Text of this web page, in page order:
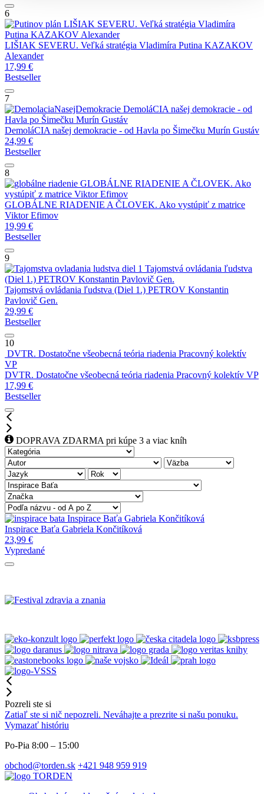
6
LIŠIAK SEVERU. Veľká stratégia Vladimíra
Putina KAZAKOV Alexander
LIŠIAK SEVERU. Veľká stratégia Vladimíra Putina KAZAKOV
Alexander
17,99 €
Bestseller
7
DemoláCIA našej demokracie - od
Havla po Šimečku Murín Gustáv
DemoláCIA našej demokracie - od Havla po Šimečku Murín Gustáv
24,99 €
Bestseller
8
GLOBÁLNE RIADENIE A ČLOVEK. Ako
vystúpiť z matrice Viktor Efimov
GLOBÁLNE RIADENIE A ČLOVEK. Ako vystúpiť z matrice
Viktor Efimov
19,99 €
Bestseller
9
Tajomstvá ovládania ľudstva
(Diel 1.) PETROV Konstantin Pavlovič Gen.
Tajomstvá ovládania ľudstva (Diel 1.) PETROV Konstantin
Pavlovič Gen.
29,99 €
Bestseller
10
DVTR. Dostatočne všeobecná teória riadenia Pracovný kolektív
VP
DVTR. Dostatočne všeobecná teória riadenia Pracovný kolektív VP
17,99 €
Bestseller
DOPRAVA ZDARMA pri kúpe 3 a viac kníh
Inspirace Baťa Gabriela Končitíková
Inspirace Baťa Gabriela Končitíková
23,99 €
Vypredané
Pozreli ste si
Zatiaľ ste si nič nepozreli. Neváhajte a prezrite si našu ponuku.
Vymazať históriu
Po-Pia 8:00 – 15:00
obchod@torden.sk +421 948 959 919